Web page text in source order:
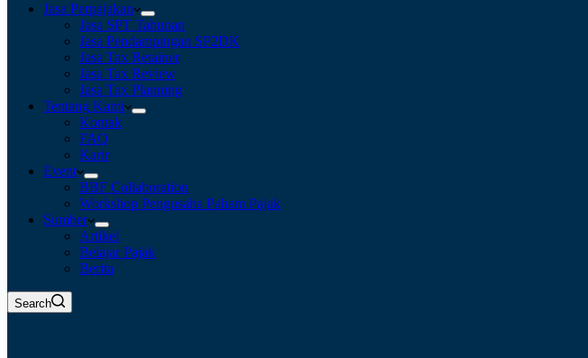
Jasa Perpajakan
Jasa SPT Tahunan
Jasa Pendampingan SP2DK
Jasa Tax Retainer
Jasa Tax Review
Jasa Tax Planning
Tentang Kami
Kontak
FAQ
Karir
Event
BBF Collaboration
Workshop Pengusaha Paham Pajak
Sumber
Artikel
Belajar Pajak
Berita
Search